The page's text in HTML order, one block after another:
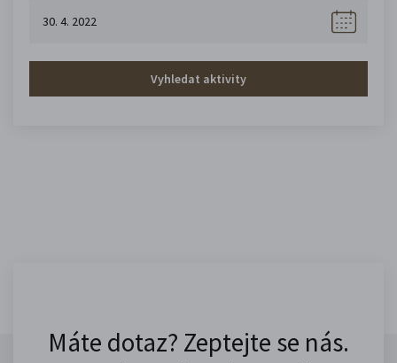
Vyhledat aktivity
Máte dotaz? Zeptejte se nás.